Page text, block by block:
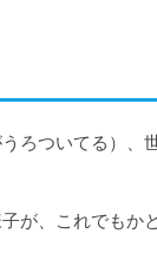
ろついてる）、
が、これでもか